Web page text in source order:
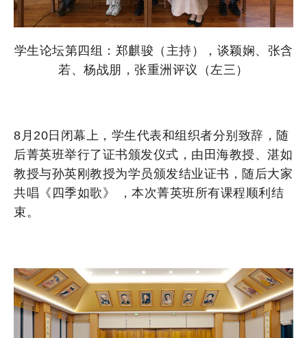
学生论坛第四组：郑麒骏（主持），谈颖娴、张含
若、杨战朋，张重洲评议（左三）
8月20日闭幕上，学生代表和组织者分别致辞，随
后菁英班举行了证书颁发仪式，由田海教授、湛如
教授与孙英刚教授为学员颁发结业证书，随后大家
共唱《四季如歌》 ，本次菁英班所有课程顺利结
束。